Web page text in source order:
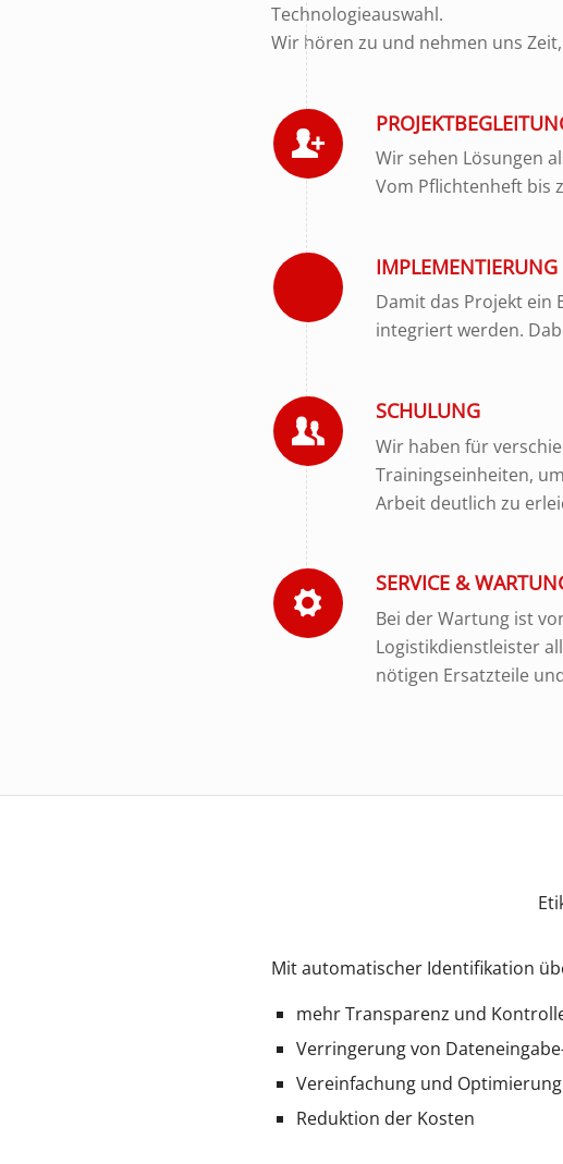
Technologieauswahl.
Wir hören zu und nehmen uns
Wir sehen Lösungen
Vom Pflichtenheft bis
IMPLEMENTIERUNG
Damit das Projekt ein
integriert werden.
SCHULUNG
Wir haben für
Trainingseinheiten,
Arbeit deutlich zu
SERVICE &
Bei der Wartung ist
Logistikdienstleister
nötigen Ersatzteile
Mit automatischer Identifikation
mehr Transparenz und
Verringerung von
Vereinfachung und
Reduktion der Kosten